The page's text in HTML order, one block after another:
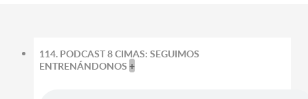
114. PODCAST 8 CIMAS: SEGUIMOS
ENTRENÁNDONOS +